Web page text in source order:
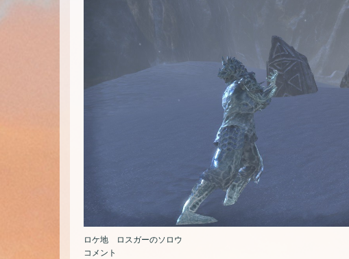
ロケ地 ロスガーのソロウ
コメント